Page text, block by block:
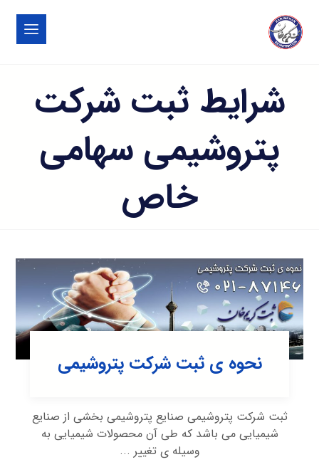
شرایط ثبت شرکت
پتروشیمی سهامی
خاص
نحوه ی ثبت شرکت پتروشیمی
ثبت شرکت پتروشیمی صنایع پتروشیمی بخشی از صنایع
شیمیایی می باشد که طی آن محصولات شیمیایی به
وسیله ی تغییر ...